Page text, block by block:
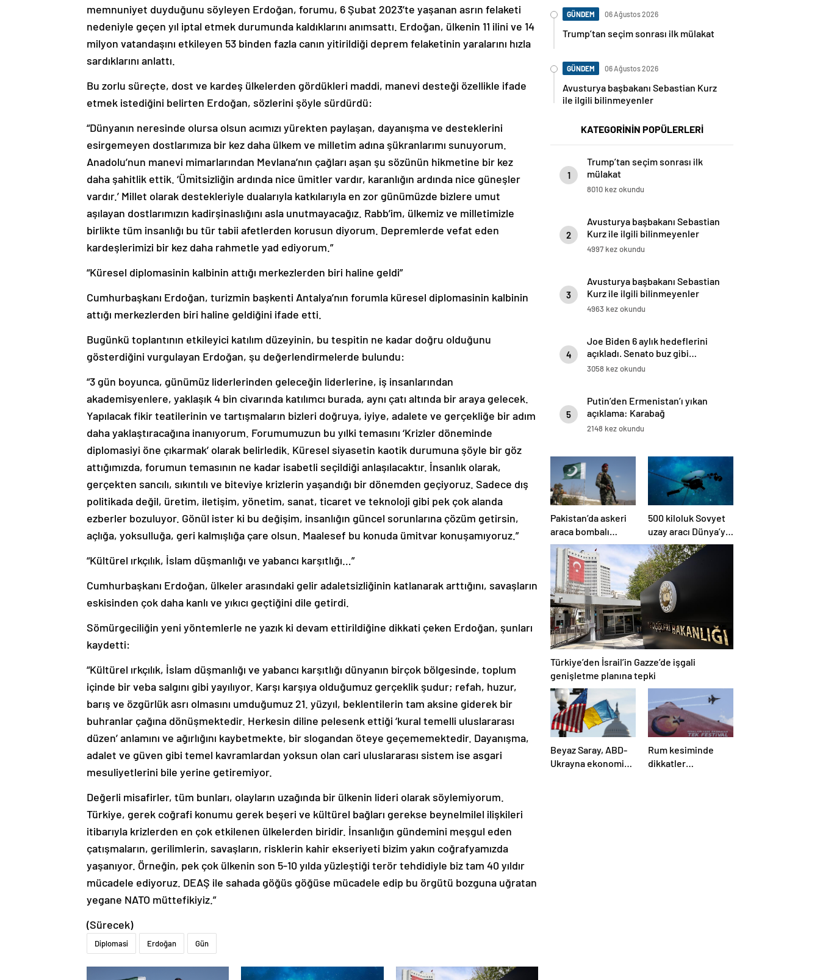
memnuniyet duyduğunu söyleyen Erdoğan, forumu, 6 Şubat 2023’te yaşanan asrın felaketi
nedeniyle geçen yıl iptal etmek durumunda kaldıklarını anımsattı. Erdoğan, ülkenin 11 ilini ve 14
milyon vatandaşını etkileyen 53 binden fazla canın yitirildiği deprem felaketinin yaralarını hızla
sardıklarını anlattı.
Bu zorlu süreçte, dost ve kardeş ülkelerden gördükleri maddi, manevi desteği özellikle ifade
etmek istediğini belirten Erdoğan, sözlerini şöyle sürdürdü:
“Dünyanın neresinde olursa olsun acımızı yürekten paylaşan, dayanışma ve desteklerini
esirgemeyen dostlarımıza bir kez daha ülkem ve milletim adına şükranlarımı sunuyorum.
Anadolu’nun manevi mimarlarından Mevlana’nın çağları aşan şu sözünün hikmetine bir kez
daha şahitlik ettik. ‘Ümitsizliğin ardında nice ümitler vardır, karanlığın ardında nice güneşler
vardır.’ Millet olarak destekleriyle dualarıyla katkılarıyla en zor günümüzde bizlere umut
aşılayan dostlarımızın kadirşinaslığını asla unutmayacağız. Rabb’im, ülkemiz ve milletimizle
birlikte tüm insanlığı bu tür tabii afetlerden korusun diyorum. Depremlerde vefat eden
kardeşlerimizi bir kez daha rahmetle yad ediyorum.”
“Küresel diplomasinin kalbinin attığı merkezlerden biri haline geldi”
Cumhurbaşkanı Erdoğan, turizmin başkenti Antalya’nın forumla küresel diplomasinin kalbinin
attığı merkezlerden biri haline geldiğini ifade etti.
Bugünkü toplantının etkileyici katılım düzeyinin, bu tespitin ne kadar doğru olduğunu
gösterdiğini vurgulayan Erdoğan, şu değerlendirmelerde bulundu:
“3 gün boyunca, günümüz liderlerinden geleceğin liderlerine, iş insanlarından
akademisyenlere, yaklaşık 4 bin civarında katılımcı burada, aynı çatı altında bir araya gelecek.
Yapılacak fikir teatilerinin ve tartışmaların bizleri doğruya, iyiye, adalete ve gerçekliğe bir adım
daha yaklaştıracağına inanıyorum. Forumumuzun bu yılki temasını ‘Krizler döneminde
diplomasiyi öne çıkarmak’ olarak belirledik. Küresel siyasetin kaotik durumuna şöyle bir göz
attığımızda, forumun temasının ne kadar isabetli seçildiği anlaşılacaktır. İnsanlık olarak,
gerçekten sancılı, sıkıntılı ve biteviye krizlerin yaşandığı bir dönemden geçiyoruz. Sadece dış
politikada değil, üretim, iletişim, yönetim, sanat, ticaret ve teknoloji gibi pek çok alanda
ezberler bozuluyor. Gönül ister ki bu değişim, insanlığın güncel sorunlarına çözüm getirsin,
açlığa, yoksulluğa, geri kalmışlığa çare olsun. Maalesef bu konuda ümitvar konuşamıyoruz.”
“Kültürel ırkçılık, İslam düşmanlığı ve yabancı karşıtlığı…”
Cumhurbaşkanı Erdoğan, ülkeler arasındaki gelir adaletsizliğinin katlanarak arttığını, savaşların
eskisinden çok daha kanlı ve yıkıcı geçtiğini dile getirdi.
Sömürgeciliğin yeni yöntemlerle ne yazık ki devam ettirildiğine dikkati çeken Erdoğan, şunları
kaydetti:
“Kültürel ırkçılık, İslam düşmanlığı ve yabancı karşıtlığı dünyanın birçok bölgesinde, toplum
içinde bir veba salgını gibi yayılıyor. Karşı karşıya olduğumuz gerçeklik şudur; refah, huzur,
barış ve özgürlük asrı olmasını umduğumuz 21. yüzyıl, beklentilerin tam aksine giderek bir
buhranlar çağına dönüşmektedir. Herkesin diline pelesenk ettiği ‘kural temelli uluslararası
düzen’ anlamını ve ağırlığını kaybetmekte, bir slogandan öteye geçememektedir. Dayanışma,
adalet ve güven gibi temel kavramlardan yoksun olan cari uluslararası sistem ise asgari
mesuliyetlerini bile yerine getiremiyor.
Değerli misafirler, tüm bunları, olayların uzağında bir ülkenin lideri olarak söylemiyorum.
Türkiye, gerek coğrafi konumu gerek beşeri ve kültürel bağları gerekse beynelmilel ilişkileri
itibarıyla krizlerden en çok etkilenen ülkelerden biridir. İnsanlığın gündemini meşgul eden
çatışmaların, gerilimlerin, savaşların, risklerin kahir ekseriyeti bizim yakın coğrafyamızda
yaşanıyor. Örneğin, pek çok ülkenin son 5-10 yılda yüzleştiği terör tehdidiyle biz tam 40 yıldır
mücadele ediyoruz. DEAŞ ile sahada göğüs göğüse mücadele edip bu örgütü bozguna uğratan
yegane NATO müttefikiyiz.”
(Sürecek)
Diplomasi Erdoğan Gün
GÜNDEM 06 Ağustos 2026
Trump’tan seçim sonrası ilk mülakat
GÜNDEM 06 Ağustos 2026
Avusturya başbakanı Sebastian Kurz
ile ilgili bilinmeyenler
KATEGORİNİN POPÜLERLERİ
1
Trump’tan seçim sonrası ilk
mülakat
8010 kez okundu
2
Avusturya başbakanı Sebastian
Kurz ile ilgili bilinmeyenler
4997 kez okundu
3
Avusturya başbakanı Sebastian
Kurz ile ilgili bilinmeyenler
4963 kez okundu
4
Joe Biden 6 aylık hedeflerini
açıkladı. Senato buz gibi…
3058 kez okundu
5
Putin’den Ermenistan’ı yıkan
açıklama: Karabağ
Azerbaycan’ın ayrılmaz bir
2148 kez okundu
Pakistan’da askeri
araca bombalı
saldırı düzenlendi
500 kiloluk Sovyet
uzay aracı Dünya’ya
düşüyor: Türkiye de
risk altında
Türkiye’den İsrail’in Gazze’de işgali
genişletme planına tepki
Beyaz Saray, ABD-
Ukrayna ekonomik
Rum kesiminde
dikkatler